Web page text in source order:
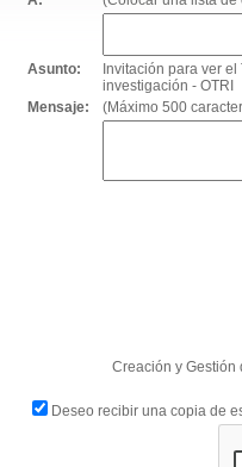
Asunto:
Invitación para ver
investigación - OTRI
Mensaje:
(Máximo 500
Creación y Gestión
Deseo recibir una copia de